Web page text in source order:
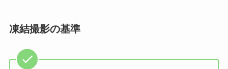
凍結撮影の基準